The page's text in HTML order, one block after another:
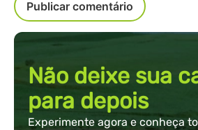
Não deixe sua
para depois
Experimente agora e conheça